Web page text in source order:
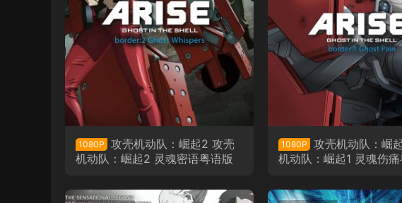
1080P
攻壳机动队：崛起2 攻壳
机动队：崛起2 灵魂密语粤语版
1080P
攻壳机动队：崛
机动队：崛起1 灵魂伤痛